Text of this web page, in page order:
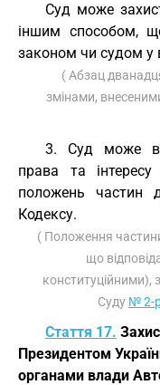
Суд може
іншим способом,
законом чи судом у
( Абзац
змінами,
3. Суд може
права та
положень частин
Кодексу.
( Положення
що
конституційними),
Суду № 2-
Стаття 17.
Президентом
органами влади